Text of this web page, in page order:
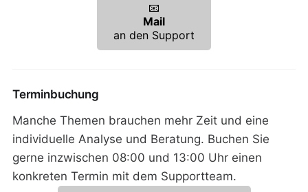
📧
Mail
an den Support
Terminbuchung
Manche Themen brauchen mehr Zeit und eine
individuelle Analyse und Beratung. Buchen Sie
gerne inzwischen 08:00 und 13:00 Uhr einen
konkreten Termin mit dem Supportteam.